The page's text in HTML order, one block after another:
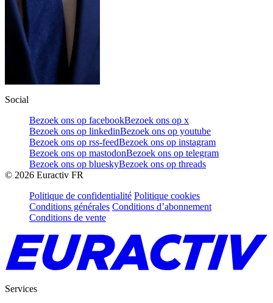
Social
Bezoek ons op facebookBezoek ons op x
Bezoek ons op linkedinBezoek ons op youtube
Bezoek ons op rss-feedBezoek ons op instagram
Bezoek ons op mastodonBezoek ons op telegram
Bezoek ons op blueskyBezoek ons op threads
© 2026 Euractiv FR
Politique de confidentialité Politique cookies
Conditions générales Conditions d’abonnement
Conditions de vente
Services